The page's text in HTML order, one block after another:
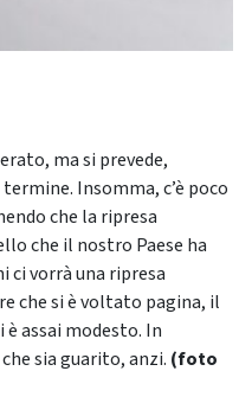
ma si prevede,
Insomma, c’è poco
che la ripresa
che il nostro Paese ha
ci vorrà una ripresa
che si è voltato pagina, il
assai modesto. In
sia guarito, anzi. (foto